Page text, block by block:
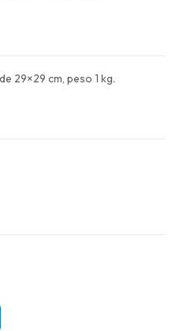
29×29 cm, peso 1 kg.